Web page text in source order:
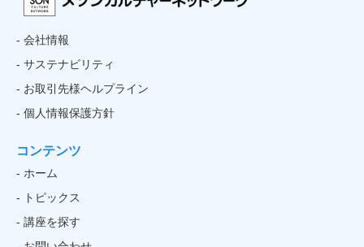
- 会社情報
- サステナビリティ
- お取引先様ヘルプライン
- 個人情報保護方針
コンテンツ
- ホーム
- トピックス
- 講座を探す